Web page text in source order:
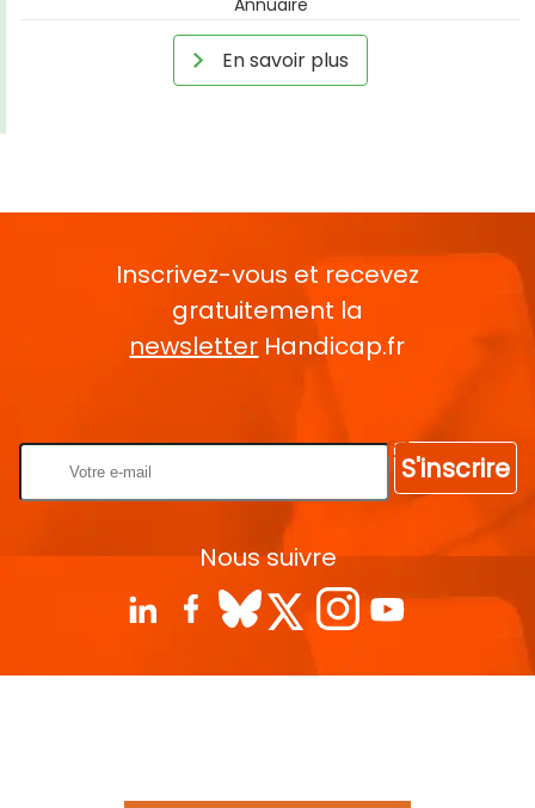
Annuaire
En savoir plus
Inscrivez-vous et recevez
gratuitement la
newsletter Handicap.fr
S'inscrire
Nous suivre